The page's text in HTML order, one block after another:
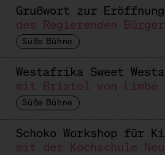
Grußwort zur Eröffnung
des Regierenden
Süße Bühne
Westafrika Sweet
mit Bristol von Limbé
Süße Bühne
Schoko Workshop für
mit der Kochschule